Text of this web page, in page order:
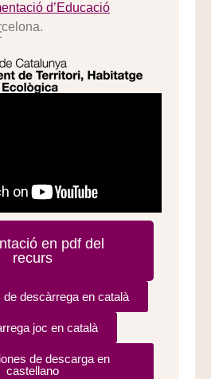
d’Educació
en pdf del
recurs
descàrrega en català
joc en català
de descarga en
castellano